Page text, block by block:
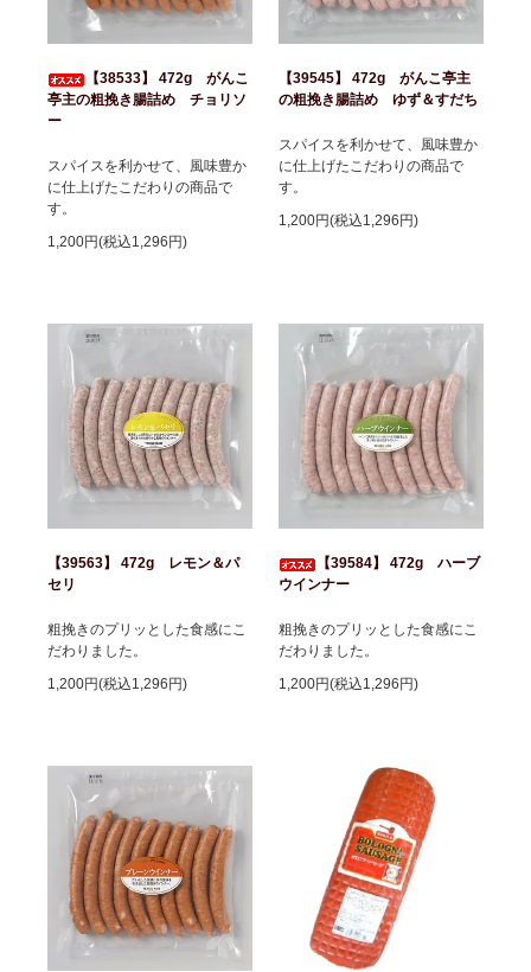
【38533】 472g がんこ
亭主の粗挽き腸詰め チョリソ
ー
スパイスを利かせて、風味豊か
に仕上げたこだわりの商品で
す。
1,200円(税込1,296円)
【39545】 472g がんこ亭主
の粗挽き腸詰め ゆず＆すだち
スパイスを利かせて、風味豊か
に仕上げたこだわりの商品で
す。
1,200円(税込1,296円)
【39563】 472g レモン＆パ
セリ
粗挽きのプリッとした食感にこ
だわりました。
1,200円(税込1,296円)
【39584】 472g ハーブ
ウインナー
粗挽きのプリッとした食感にこ
だわりました。
1,200円(税込1,296円)